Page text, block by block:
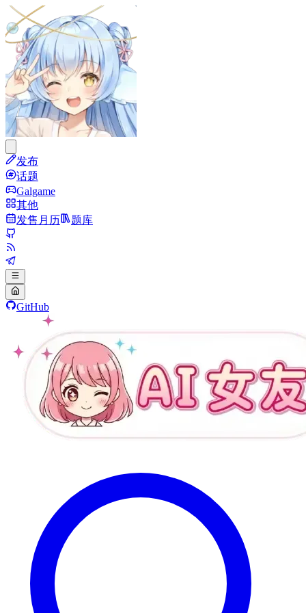
发布
话题
Galgame
其他
发售月历
题库
GitHub